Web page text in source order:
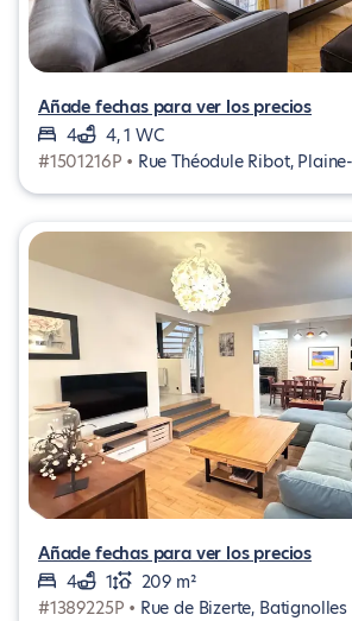
Añade fechas para ver los precios
4
4, 1 WC
#1501216P • Rue Théodule Ribot,
Añade fechas para ver los precios
4
1
209 m²
#1389225P • Rue de Bizerte, Batignolles